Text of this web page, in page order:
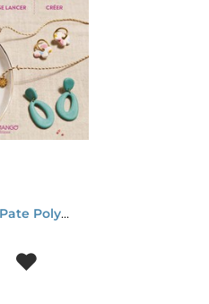
Bijoux En Pate Polymere Faciles